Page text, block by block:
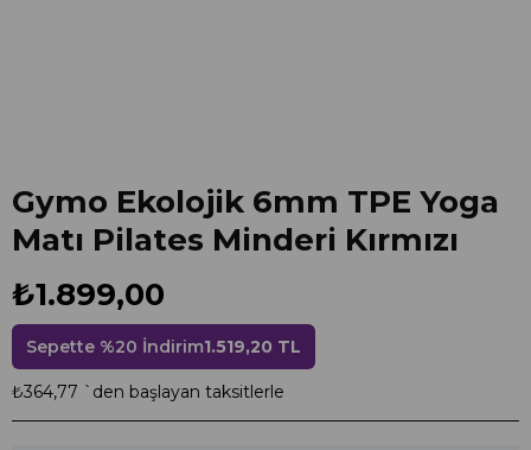
Gymo Ekolojik 6mm TPE Yoga
Matı Pilates Minderi Kırmızı
₺1.899,00
Sepette %20 İndirim1.519,20 TL
₺364,77 `den başlayan taksitlerle